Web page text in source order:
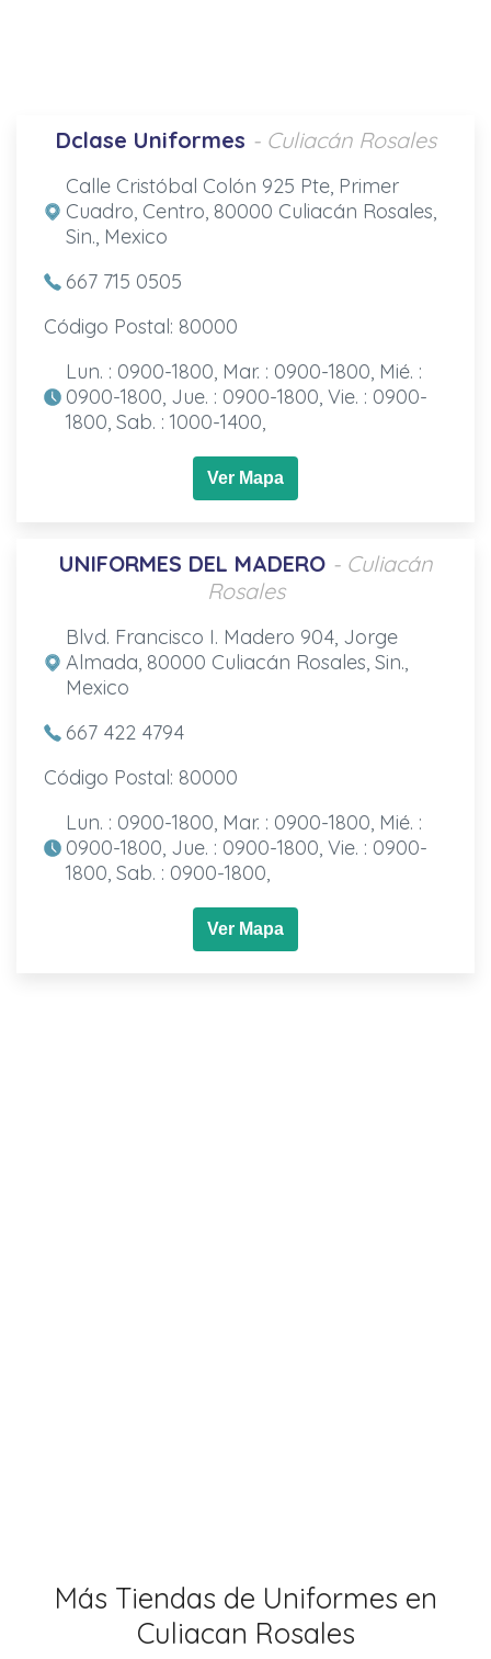
Dclase Uniformes - Culiacán Rosales
Calle Cristóbal Colón 925 Pte, Primer
Cuadro, Centro, 80000 Culiacán Rosales,
Sin., Mexico
667 715 0505
Código Postal: 80000
Lun. : 0900-1800, Mar. : 0900-1800, Mié. :
0900-1800, Jue. : 0900-1800, Vie. : 0900-
1800, Sab. : 1000-1400,
Ver Mapa
UNIFORMES DEL MADERO - Culiacán
Rosales
Blvd. Francisco I. Madero 904, Jorge
Almada, 80000 Culiacán Rosales, Sin.,
Mexico
667 422 4794
Código Postal: 80000
Lun. : 0900-1800, Mar. : 0900-1800, Mié. :
0900-1800, Jue. : 0900-1800, Vie. : 0900-
1800, Sab. : 0900-1800,
Ver Mapa
Más Tiendas de Uniformes en
Culiacan Rosales